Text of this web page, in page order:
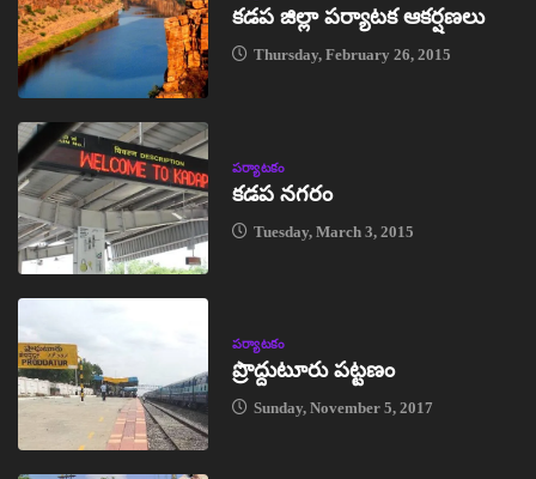
కడప జిల్లా పర్యాటక ఆకర్షణలు
Thursday, February 26, 2015
పర్యాటకం
కడప నగరం
Tuesday, March 3, 2015
పర్యాటకం
ప్రొద్దుటూరు పట్టణం
Sunday, November 5, 2017